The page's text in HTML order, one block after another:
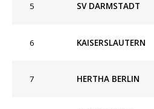
5 SV DARMSTADT
6 KAISERSLAUTERN
7 HERTHA BERLIN